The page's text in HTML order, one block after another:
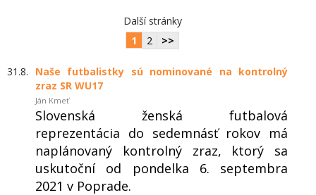
Další stránky
1
2 >>
31.8.
Naše futbalistky sú nominované na kontrolný
zraz SR WU17
Ján Kmeť
Slovenská ženská futbalová
reprezentácia do sedemnásť rokov má
naplánovaný kontrolný zraz, ktorý sa
uskutoční od pondelka 6. septembra
2021 v Poprade.